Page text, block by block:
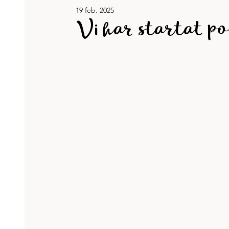
Jennys böcker Karriär & jobb
Vi har startat
19 feb. 2025